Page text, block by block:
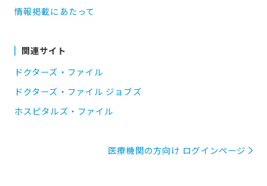
情報掲載にあたって
関連サイト
ドクターズ・ファイル
ドクターズ・ファイル ジョブズ
ホスピタルズ・ファイル
医療機関の方向け ログインページ